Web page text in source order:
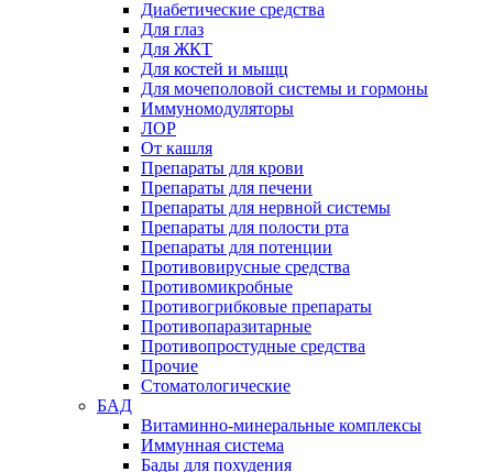
Диабетические средства
Для глаз
Для ЖКТ
Для костей и мыщц
Для мочеполовой системы и гормоны
Иммуномодуляторы
ЛОР
От кашля
Препараты для крови
Препараты для печени
Препараты для нервной системы
Препараты для полости рта
Препараты для потенции
Противовирусные средства
Противомикробные
Противогрибковые препараты
Противопаразитарные
Противопростудные средства
Прочие
Стоматологические
БАД
Витаминно-минеральные комплексы
Иммунная система
Бады для похудения